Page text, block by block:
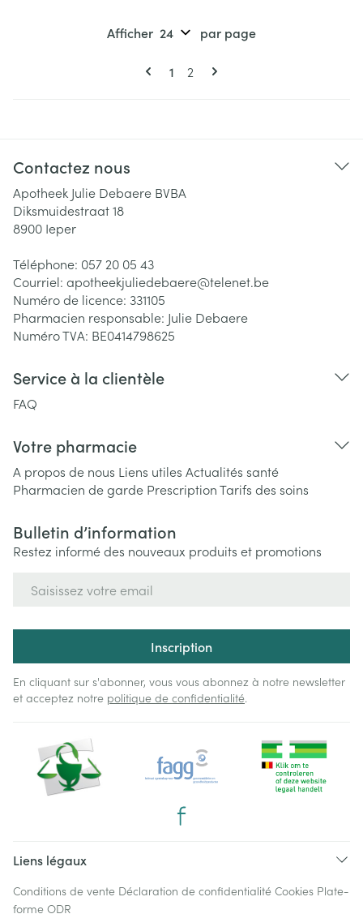
Pages
Vous lisez actuellement la page
1 Page
2
Afficher par page
Contactez nous
Apotheek Julie Debaere BVBA
Diksmuidestraat 18
8900 Ieper
Téléphone: 057 20 05 43
Courriel: apotheekjuliedebaere@telenet.be
Numéro de licence: 331105
Pharmacien responsable: Julie Debaere
Numéro TVA: BE0414798625
Service à la clientèle
FAQ
Votre pharmacie
A propos de nous Liens utiles Actualités santé
Pharmacien de garde PrescriptionTarifs des soins
Bulletin d’information
Restez informé des nouveaux produits et promotions
Inscription
En cliquant sur s'abonner, vous vous abonnez à notre newsletter
et acceptez notre politique de confidentialité.
Liens légaux
Conditions de vente Déclaration de confidentialité Cookies Plate-
forme ODR